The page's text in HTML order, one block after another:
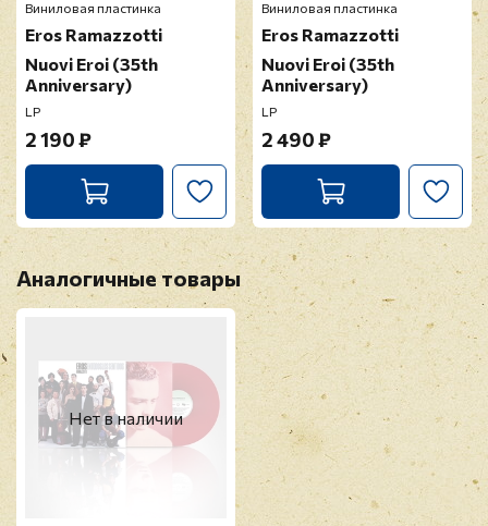
Виниловая пластинка
Eros Ramazzotti
Nuovi Eroi (35th
Anniversary)
LP
2 190 ₽
Виниловая пластинка
Eros Ramazzotti
Nuovi Eroi (35th
Anniversary)
LP
2 490 ₽
Аналогичные товары
Нет в наличии